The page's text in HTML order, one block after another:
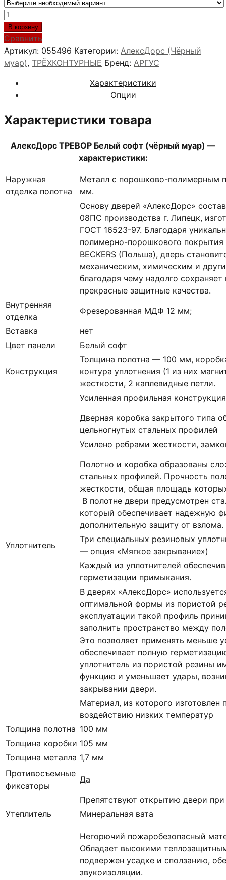
Количество
товара
АлексДорс
ТРЕВОР
Белый
(чёрный
муар)
В корзину
Сравнить
Артикул: 055496 Категории: АлексДорс (Чёрный
муар), ТРЁХКОНТУРНЫЕ Бренд: АРГУС
Характеристики
Опции
Характеристики товара
АлексДорс ТРЕВОР Белый софт (чёрный муар) —
характеристики:
Наружная
отделка полотна
Металл с порошково-полимерным
мм.
Основу дверей «АлексДорс»
08ПС производства г. Липецк,
ГОСТ 16523-97. Благодаря
полимерно-порошкового покрытия
BECKERS (Польша), дверь
механическим, химическим и
благодаря чему надолго
прекрасные защитные качества.
Внутренняя
отделка
Фрезерованная МДФ 12 мм;
Вставка
нет
Цвет панели
Белый софт
Конструкция
Толщина полотна — 100 мм,
контура уплотнения (1 из них
жесткости, 2 каплевидные петли.
Усиленная профильная конструкция
Дверная коробка закрытого типа
цельногнутых стальных профилей
Усилено ребрами жесткости,
Полотно и коробка образованы
стальных профилей. Прочность
жесткости, общая площадь
В полотне двери предусмотрен
который обеспечивает надежную
дополнительную защиту от взлома.
Уплотнитель
Три специальных резиновых
— опция «Мягкое закрывание»)
Каждый из уплотнителей
герметизации примыкания.
В дверях «АлексДорс»
оптимальной формы из пористой
эксплуатации такой профиль
заполнить пространство между
Это позволяет применять меньше
обеспечивает полную
уплотнитель из пористой резины
функцию и уменьшает удары,
закрывании двери.
Материал, из которого изготовлен
воздействию низких температур
Толщина полотна 100 мм
Толщина коробки 105 мм
Толщина металла 1,7 мм
Противосъемные
фиксаторы
Да
Препятствуют открытию двери при
Утеплитель
Минеральная вата
Негорючий пожаробезопасный
Обладает высокими
подвержен усадке и сползанию,
звукоизоляции.